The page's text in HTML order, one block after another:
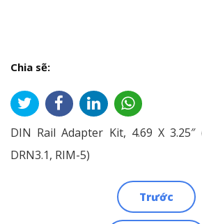
Chia sẽ:
DIN Rail Adapter Kit, 4.69 X 3.25″
DRN3.1, RIM-5)
Trước